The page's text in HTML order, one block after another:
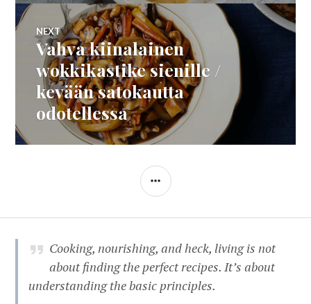
NEXT
Next
post:
Vahva kiinalainen
wokkikastike sienille /
kevään satokautta
odotellessa
SIDEBAR
Cooking, nourishing, and heck, living is not
about finding the perfect recipes. It’s about
understanding the basic principles.